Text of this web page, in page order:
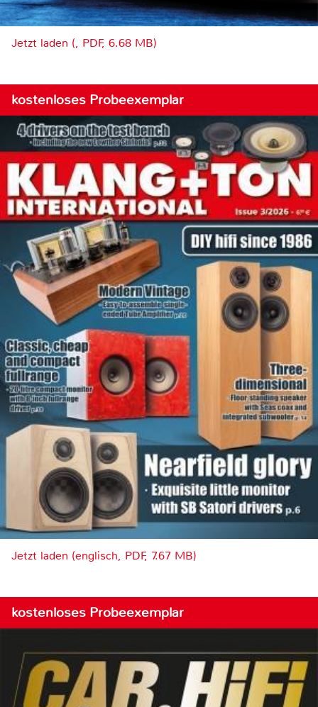
Jetzt laden (, PDF, 6.68 MB)
kostenloses Probeexemplar
Jetzt laden (englisch, PDF, 7.67 MB)
kostenloses Probeexemplar